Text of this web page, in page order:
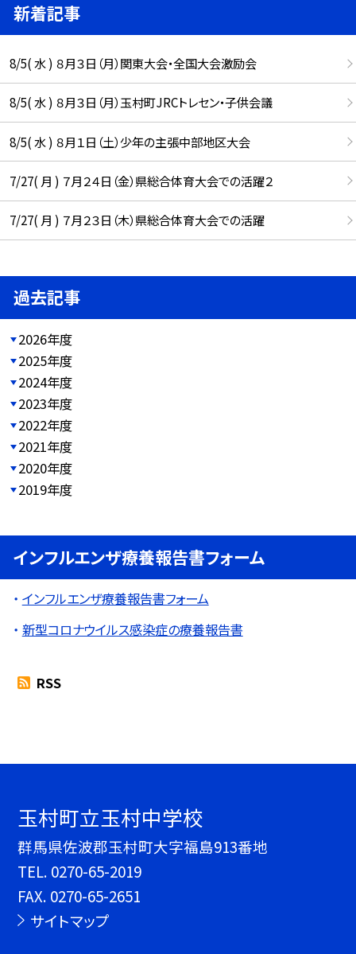
新着記事
8/5( 水 ) ８月３日（月）関東大会・全国大会激励会
8/5( 水 ) ８月３日（月）玉村町JRCトレセン・子供会議
8/5( 水 ) ８月１日（土）少年の主張中部地区大会
7/27( 月 ) ７月２４日（金）県総合体育大会での活躍２
7/27( 月 ) ７月２３日（木）県総合体育大会での活躍
過去記事
2026年度
2025年度
2024年度
2023年度
2022年度
2021年度
2020年度
2019年度
インフルエンザ療養報告書フォーム
インフルエンザ療養報告書フォーム
新型コロナウイルス感染症の療養報告書
RSS
玉村町立玉村中学校
群馬県佐波郡玉村町大字福島913番地
TEL. 0270-65-2019
FAX. 0270-65-2651
サイトマップ